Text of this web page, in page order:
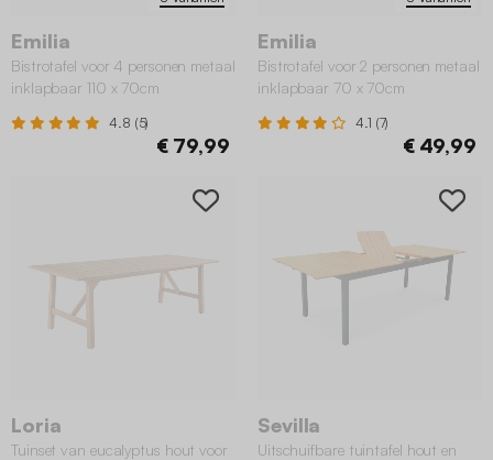
Emilia
Bistrotafel voor 4 personen metaal
inklapbaar 110 x 70cm
4.8 (5)
€ 79,99
Emilia
Bistrotafel voor 2 personen metaal
inklapbaar 70 x 70cm
4.1 (7)
€ 49,99
Loria
Tuinset van eucalyptus hout voor
Sevilla
Uitschuifbare tuintafel hout en